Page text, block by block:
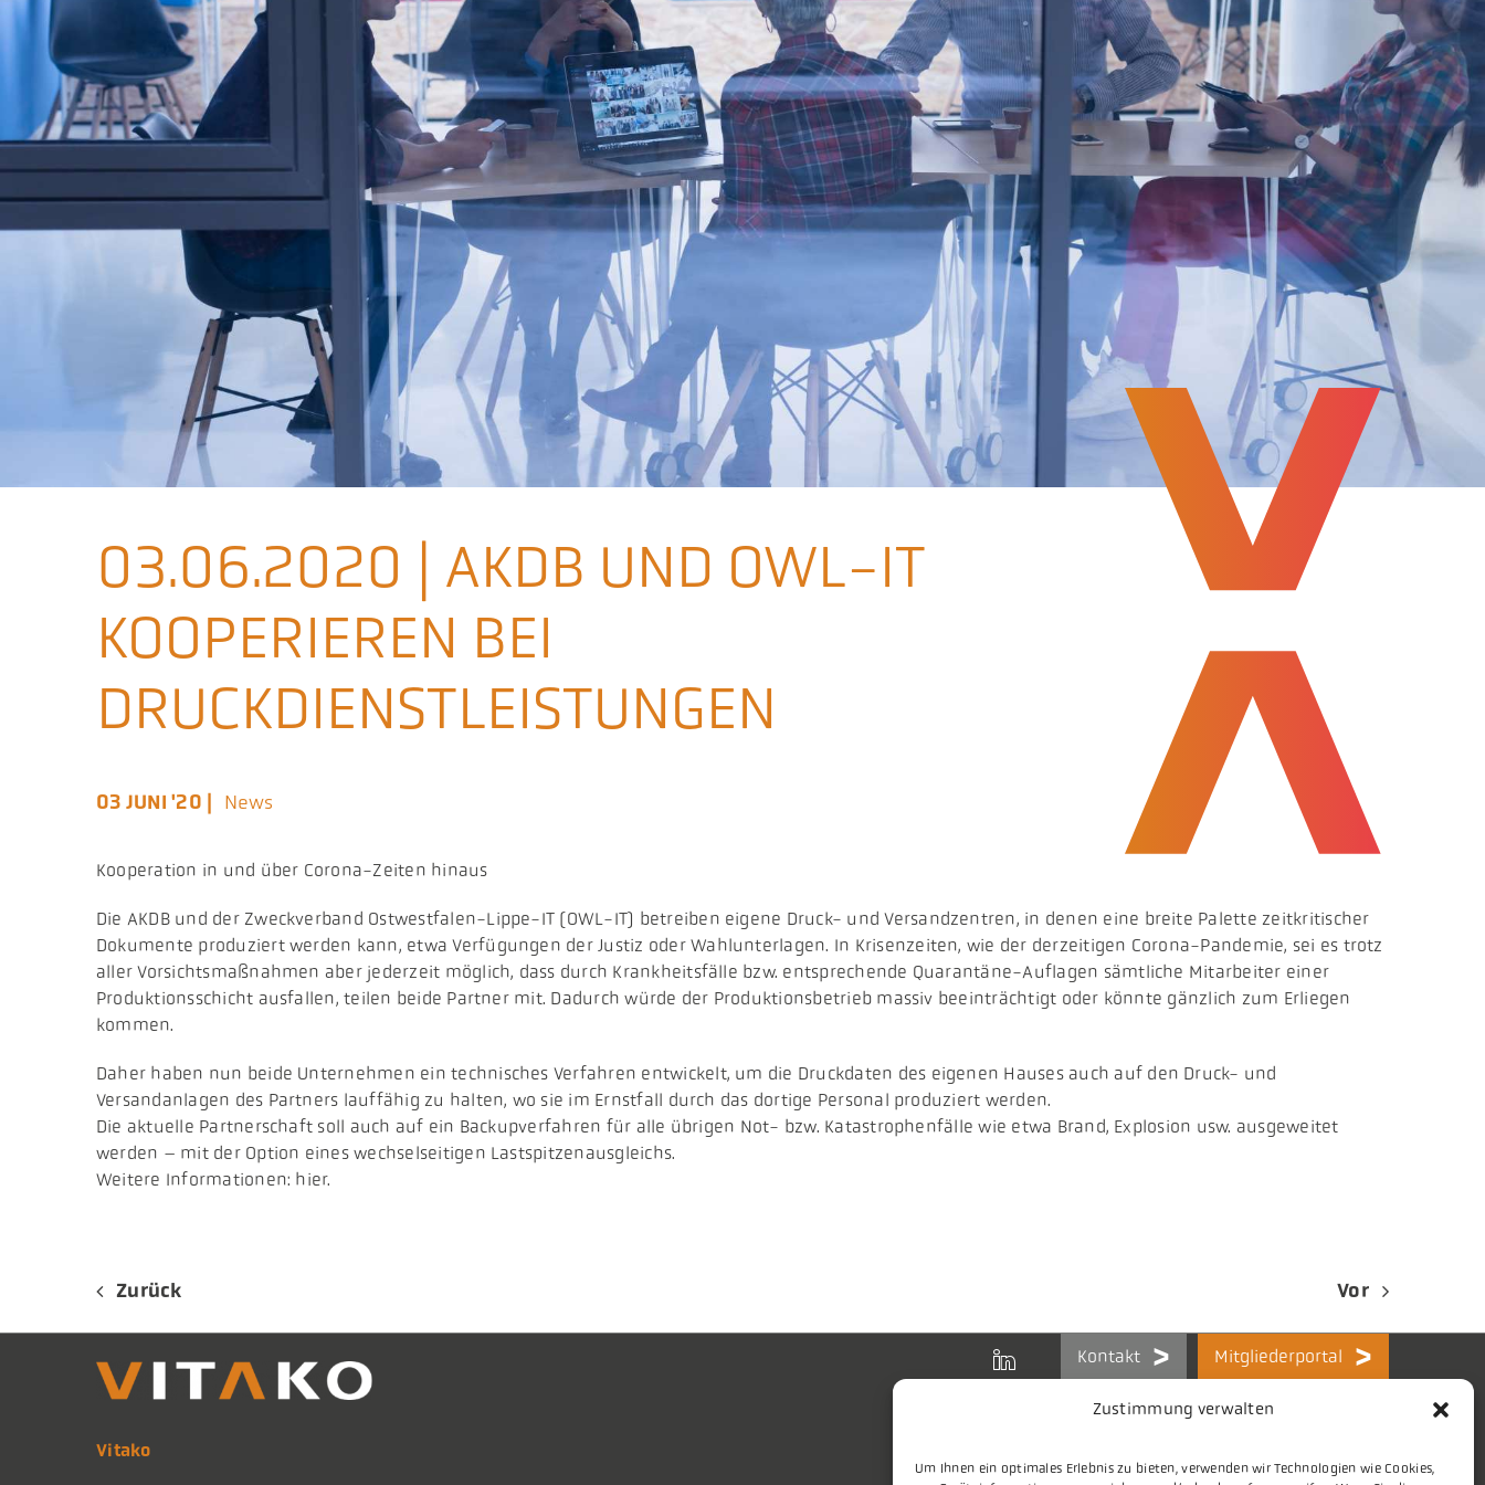
Zustimmung verwalten
Um Ihnen ein optimales Erlebnis zu bieten, verwenden wir Technologien wie Cookies,
03.06.2020 | AKDB UND OWL-IT
KOOPERIEREN BEI
DRUCKDIENSTLEISTUNGEN
03 JUNI '20 | News
Kooperation in und über Corona-Zeiten hinaus
Die AKDB und der Zweckverband Ostwestfalen-Lippe-IT (OWL-IT) betreiben eigene Druck- und Versandzentren, in denen eine breite Palette zeitkritischer
Dokumente produziert werden kann, etwa Verfügungen der Justiz oder Wahlunterlagen. In Krisenzeiten, wie der derzeitigen Corona-Pandemie, sei es trotz
aller Vorsichtsmaßnahmen aber jederzeit möglich, dass durch Krankheitsfälle bzw. entsprechende Quarantäne-Auflagen sämtliche Mitarbeiter einer
Produktionsschicht ausfallen, teilen beide Partner mit. Dadurch würde der Produktionsbetrieb massiv beeinträchtigt oder könnte gänzlich zum Erliegen
kommen.
Daher haben nun beide Unternehmen ein technisches Verfahren entwickelt, um die Druckdaten des eigenen Hauses auch auf den Druck- und
Versandanlagen des Partners lauffähig zu halten, wo sie im Ernstfall durch das dortige Personal produziert werden.
Die aktuelle Partnerschaft soll auch auf ein Backupverfahren für alle übrigen Not- bzw. Katastrophenfälle wie etwa Brand, Explosion usw. ausgeweitet
werden – mit der Option eines wechselseitigen Lastspitzenausgleichs.
Weitere Informationen: hier.
Zurück Vor
Kontakt Mitgliederportal
Vitako